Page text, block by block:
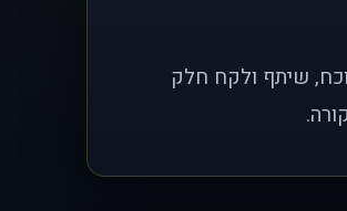
שיתף ולקח חלק